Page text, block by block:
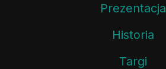
Prezentacja
Historia
Targi